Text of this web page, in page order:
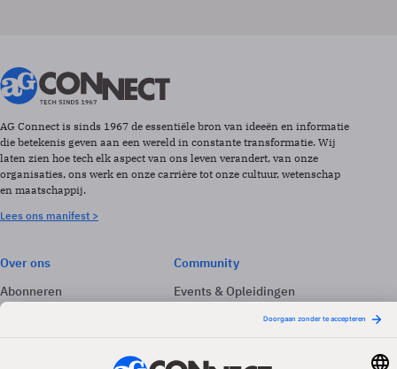
AG Connect is sinds 1967 de essentiële bron van ideeën en informatie
die betekenis geven aan een wereld in constante transformatie. Wij
laten zien hoe tech elk aspect van ons leven verandert, van onze
organisaties, ons werk en onze carrière tot onze cultuur, wetenschap
en maatschappij.
Lees ons manifest >
Over ons
Abonneren
Adverteren
Community
Events & Opleidingen